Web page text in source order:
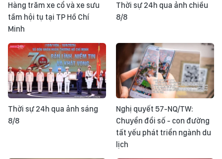
Hàng trăm xe cổ và xe sưu
tầm hội tụ tại TP Hồ Chí
Minh
Thời sự 24h qua ảnh chiều
8/8
Thời sự 24h qua ảnh sáng
8/8
Nghị quyết 57-NQ/TW:
Chuyển đổi số - con đường
tất yếu phát triển ngành du
lịch